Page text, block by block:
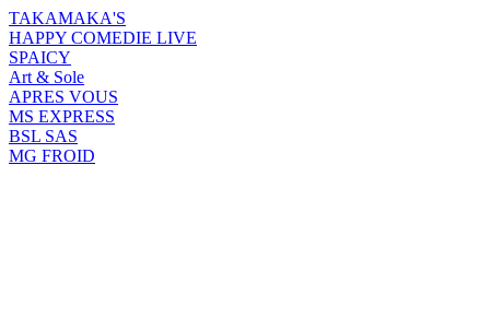
TAKAMAKA'S
HAPPY COMEDIE LIVE
SPAICY
Art & Sole
APRES VOUS
MS EXPRESS
BSL SAS
MG FROID